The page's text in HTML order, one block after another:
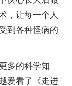
，让每一个人
到各种怪病的
多的科学知
爱看了《走进